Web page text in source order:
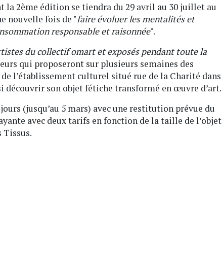
la 2ème édition se tiendra du 29 avril au 30 juillet au
nouvelle fois de "faire évoluer les mentalités et
responsable et raisonnée".
du collectif omart et exposés pendant toute la
qui proposeront sur plusieurs semaines des
l’établissement culturel situé rue de la Charité dans
découvrir son objet fétiche transformé en œuvre d’art.
(jusqu’au 5 mars) avec une restitution prévue du
avec deux tarifs en fonction de la taille de l’objet
Tissus.